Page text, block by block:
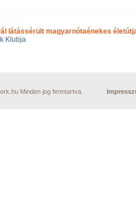
látássérült magyarnótaénekes
Klubja
Minden jog fenntartva.